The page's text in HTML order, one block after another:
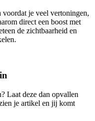
je veel vertoningen,
direct een boost met
de zichtbaarheid en
Laat deze dan opvallen
je artikel en jij komt